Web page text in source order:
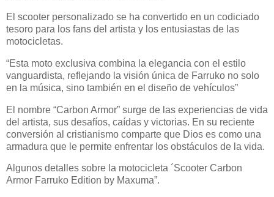
El scooter personalizado se ha convertido en un codiciado
tesoro para los fans del artista y los entusiastas de las
motocicletas.
“Esta moto exclusiva combina la elegancia con el estilo
vanguardista, reflejando la visión única de Farruko no solo
en la música, sino también en el diseño de vehículos”
El nombre “Carbon Armor” surge de las experiencias de vida
del artista, sus desafíos, caídas y victorias. En su reciente
conversión al cristianismo comparte que Dios es como una
armadura que le permite enfrentar los obstáculos de la vida.
Algunos detalles sobre la motocicleta ´Scooter Carbon
Armor Farruko Edition by Maxuma”.